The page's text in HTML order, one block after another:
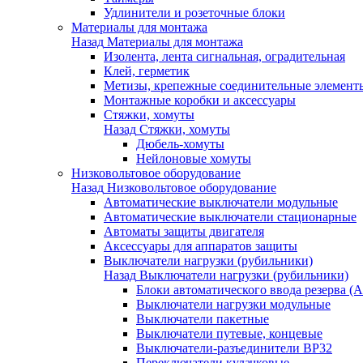
Удлинители и розеточные блоки
Материалы для монтажа
Назад Материалы для монтажа
Изолента, лента сигнальная, оградительная
Клей, герметик
Метизы, крепежные соединительные
Монтажные коробки и аксессуары
Стяжки, хомуты
Назад Стяжки, хомуты
Дюбель-хомуты
Нейлоновые хомуты
Низковольтовое оборудование
Назад Низковольтовое оборудование
Автоматические выключатели модульные
Автоматические выключатели стационарные
Автоматы защиты двигателя
Аксессуары для аппаратов защиты
Выключатели нагрузки (рубильники)
Назад Выключатели нагрузки (рубильники)
Блоки автоматического ввода резерва
Выключатели нагрузки модульные
Выключатели пакетные
Выключатели путевые, концевые
Выключатели-разъединители ВР32